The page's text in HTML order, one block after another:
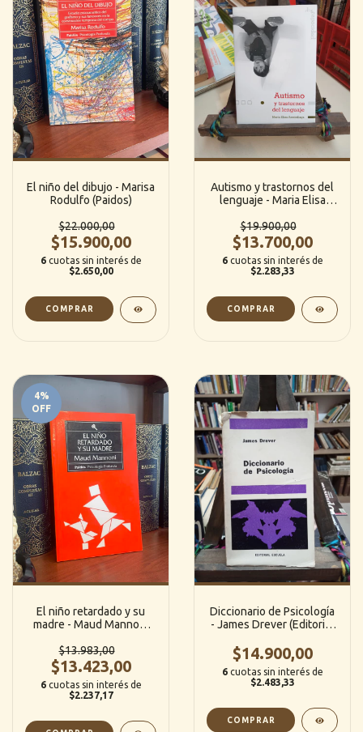
El niño del dibujo - Marisa
Rodulfo (Paidos)
$22.000,00
$15.900,00
6 cuotas sin interés de
$2.650,00
Autismo y trastornos del
lenguaje - Maria Elisa
Brujas)
$19.900,00
$13.700,00
6 cuotas sin interés de
$2.283,33
4%
OFF
El niño retardado y su
madre - Maud Mannoni
$13.983,00
$13.423,00
6 cuotas sin interés de
$2.237,17
Diccionario de Psicología
- James Drever (Editorial
$14.900,00
6 cuotas sin interés de
$2.483,33